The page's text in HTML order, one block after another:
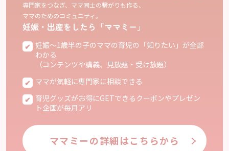
専門家をつなぎ、ママ同士の繋がりも作る、
ママのためのコミュニティ。
妊娠・出産をしたら「ママミー」
妊娠〜1歳半の子のママの育児の「知りたい」が全部
わかる
（コンテンツや講義、見放題・受け放題）
ママが気軽に専門家に相談できる
育児グッズがお得にGETできるクーポンやプレゼン
ト企画が毎月アリ
ママミーの詳細はこちらから